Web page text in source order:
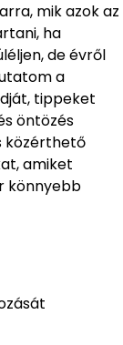
mik azok az
ha
de évről
a
tippeket
öntözés
közérthető
amiket
könnyebb